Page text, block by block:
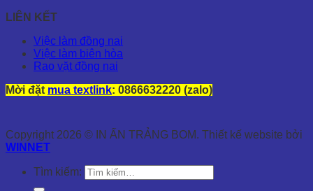
LIÊN KẾT
Việc làm đồng nai
Việc làm biên hòa
Rao vặt đồng nai
Mời đặt mua textlink: 0866632220 (zalo)
Copyright 2026 © IN ẤN TRẢNG BOM. Thiết kế website bởi
WINNET
Tìm kiếm: